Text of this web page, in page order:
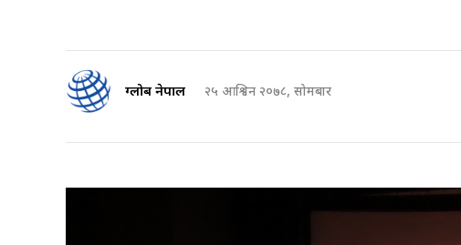
ग्लोब नेपाल २५ आश्विन २०७८, सोमबार